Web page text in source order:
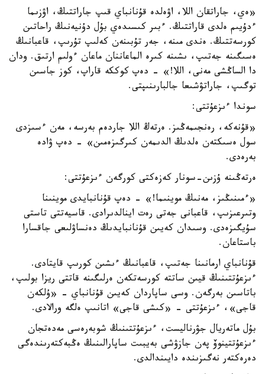
«ەي، جاراتقان اللا، اۋەلدە قۇنانباي قىپ جاراتتىڭ، اۋزىما
ءدۇيىم ەلدى قاراتتىڭ. ءبىر كىسىدەي بۇل دۇنيەنىڭ راحاتىن
كورسەتتىڭ. ەندى مىنە، جەر تۇبىنەن كەلىپ تۇرىپ، قاعبانىڭ
ەسىگىنە جەتىپ، ىشىنە كىرە الماعاننان ماعان ءولىم ارتىق. ودان
دا الساڭشى مەنى، اللا!» - دەپ كوككە قاراپ، كوز جاسىن
توگىپ، جاراتۋشىعا جالبارىنىپتى.
سوندا ءىزعۇتتى:
«قۇنەكە، رەنجىمەڭىز. ەرتەڭ اللا جاردەم بەرسە، مەن ءسىزدى
سول ەسىكتەن ەلدىڭ الدىمەن كىرگىزەمىن» - دەپ ۋادە
بەرەدى.
ەرتەڭىنە ۇزىن-سونار كەزەكتى كورگەن ءىزعۇتتى:
«ءمىنىڭىز، مەنىڭ موينىما!» - دەپ قۇنانبايدى موينىنا
وتىرعىزىپ، قاعبانى جەتى رەت اينالدىرادى. قاسيەتتى تاستى
سۇيگىزەدى. وسىدان كەيىن قۇنانبايدىڭ دەنساۋلىعى جاقسارا
باستاعان.
قۇنانباي ارمانىنا جەتىپ، قاعبانىڭ ءىشىن كورىپ قايتادى.
ءىزعۇتتىنىڭ قيىن ساتتە كورسەتكەن ەرلىگىنە قاتتى ريزا بولىپ،
باتاسىن بەرگەن. وسى ساپاردان كەيىن قۇنانباي - «ۇلكەن
قاجى»، ءىزعۇتتى - «كىشى قاجى» اتانىپ ەلگە ورالادى.
بۇل ماتەريال جۋرناليست، ءىزعۇتتىنىڭ شوبەرەسى مەدەتجان
ءىزعۇتتينوۆ پەن جازۋشى بەيبىت ساپارالىنىڭ ەڭبەكتەرىندەگى
دەرەكتەر نەگىزىندە دايىندالدى.